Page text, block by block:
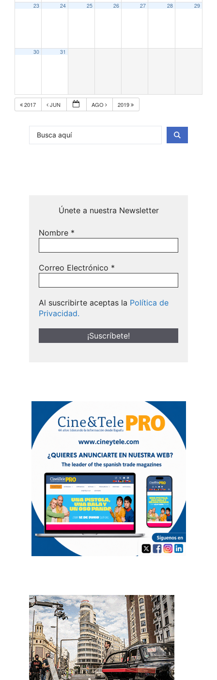
23 24 25 26 27 28 29
30 31
2017 JUN AGO 2019
Únete a nuestra Newsletter
Nombre *
Correo Electrónico *
Al suscribirte aceptas la Política de
Privacidad.